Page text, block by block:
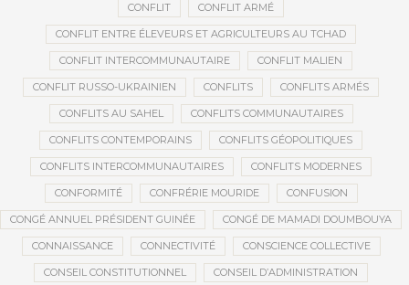
CONFLIT CONFLIT ARMÉ
CONFLIT ENTRE ÉLEVEURS ET AGRICULTEURS AU TCHAD
CONFLIT INTERCOMMUNAUTAIRE CONFLIT MALIEN
CONFLIT RUSSO-UKRAINIEN CONFLITS CONFLITS ARMÉS
CONFLITS AU SAHEL CONFLITS COMMUNAUTAIRES
CONFLITS CONTEMPORAINS CONFLITS GÉOPOLITIQUES
CONFLITS INTERCOMMUNAUTAIRES CONFLITS MODERNES
CONFORMITÉ CONFRÉRIE MOURIDE CONFUSION
CONGÉ ANNUEL PRÉSIDENT GUINÉE CONGÉ DE MAMADI DOUMBOUYA
CONNAISSANCE CONNECTIVITÉ CONSCIENCE COLLECTIVE
CONSEIL CONSTITUTIONNEL CONSEIL D’ADMINISTRATION